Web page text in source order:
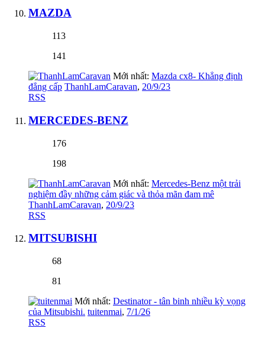
MAZDA
113
141
Mới nhất: Mazda cx8- Khẳng định
đẳng cấp ThanhLamCaravan, 20/9/23
RSS
MERCEDES-BENZ
176
198
Mới nhất: Mercedes-Benz một trải
nghiệm đầy những cảm giác và thỏa mãn đam mê
ThanhLamCaravan, 20/9/23
RSS
MITSUBISHI
68
81
Mới nhất: Destinator - tân binh nhiều kỳ vọng
của Mitsubishi. tuitenmai, 7/1/26
RSS